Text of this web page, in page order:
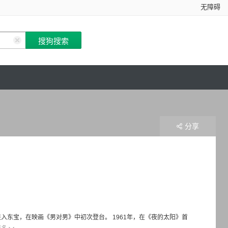
无障碍
东宝，在映画《男对男》中初次登台。 1961年，在《夜的太阳》首
分享